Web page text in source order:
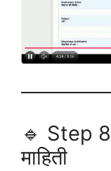
🔹 Step
माहिती